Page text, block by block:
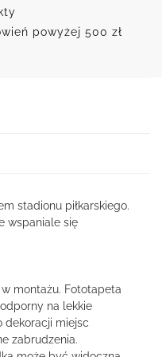
powyżej 500 zł
stadionu piłkarskiego.
wspaniale się
montażu. Fototapeta
na lekkie
dekoracji miejsc
zabrudzenia.